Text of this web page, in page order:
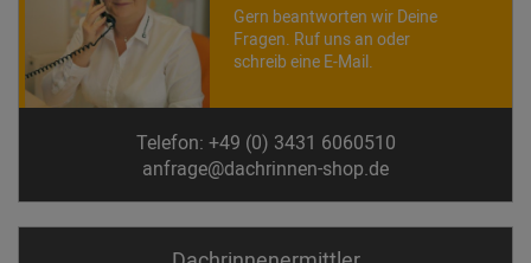
Gern beantworten wir Deine
Fragen. Ruf uns an oder
schreib eine E-Mail.
Telefon: +49 (0) 3431 6060510
anfrage@dachrinnen-shop.de